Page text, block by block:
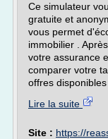
Ce simulateur
gratuite et
vous permet
immobilier .
votre assurance
comparer votre
offres disponibles
Lire la suite
Site : https://